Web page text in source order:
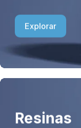
Explorar
Resinas